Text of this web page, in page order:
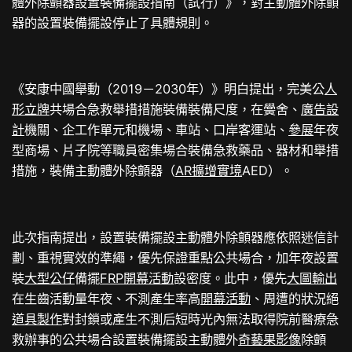
器的設置裝備擺設停止了具體規則。
《安康中國舉動（2019－2030年）》明白提出，完美公人
形立牌共場合急救舉措措施裝備裝備尺度，在黌舍、 廣告設
計機關、企工作單元和機場、車站、口岸客運站、 參展年夜
型商場、片子院等職員密集場合裝備急救藥品、器材和舉措
措施，裝備主動體外除顫器（AR擴增實境AED）。
此次指南提出，設置裝備擺設主動體外除顫器應依照迷信計
劃、重視實效的準繩，優先保證重點公共場合，加年夜設置
裝大型公仔備擺FRP開幕活動設密度。此中，優先大圖輸出
在生齒活動量年夜、不測產生率高開幕活動 、周遭的狀況絕
道具製作對封鎖或產生不測后短時光內無法取得院前醫療急
救辦事的公共場合設置裝備擺設主動體外奇藝果影像除顫